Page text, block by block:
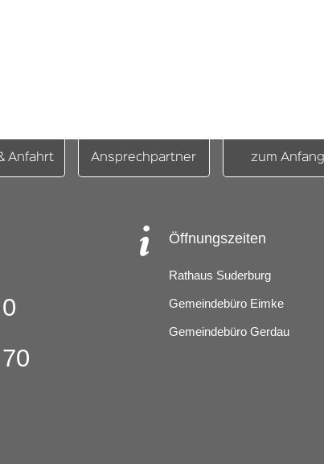
Anfahrt Ansprechpartner zum Anfang
Öffnungszeiten
Rathaus Suderburg
Gemeindebüro Eimke
Gemeindebüro Gerdau